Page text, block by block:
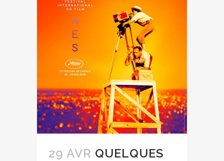
29 AVR QUELQUES